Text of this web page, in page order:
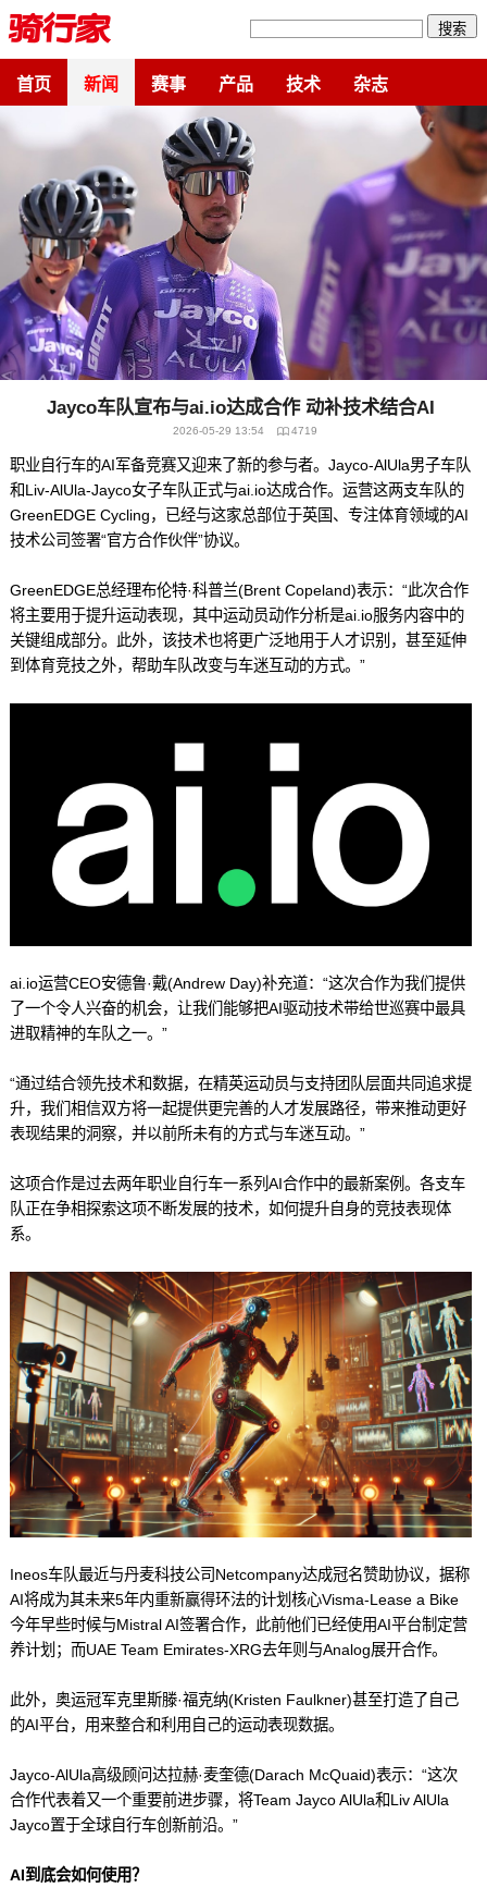
搜索
首页 新闻 赛事 产品 技术 杂志
Jayco车队宣布与ai.io达成合作 动补技术结合AI
2026-05-29 13:54 4719
职业自行车的AI军备竞赛又迎来了新的参与者。Jayco-AlUla男子车队
和Liv-AlUla-Jayco女子车队正式与ai.io达成合作。运营这两支车队的
GreenEDGE Cycling，已经与这家总部位于英国、专注体育领域的AI
技术公司签署“官方合作伙伴”协议。
GreenEDGE总经理布伦特·科普兰(Brent Copeland)表示：“此次合作
将主要用于提升运动表现，其中运动员动作分析是ai.io服务内容中的
关键组成部分。此外，该技术也将更广泛地用于人才识别，甚至延伸
到体育竞技之外，帮助车队改变与车迷互动的方式。”
ai.io运营CEO安德鲁·戴(Andrew Day)补充道：“这次合作为我们提供
了一个令人兴奋的机会，让我们能够把AI驱动技术带给世巡赛中最具
进取精神的车队之一。”
“通过结合领先技术和数据，在精英运动员与支持团队层面共同追求提
升，我们相信双方将一起提供更完善的人才发展路径，带来推动更好
表现结果的洞察，并以前所未有的方式与车迷互动。”
这项合作是过去两年职业自行车一系列AI合作中的最新案例。各支车
队正在争相探索这项不断发展的技术，如何提升自身的竞技表现体
系。
Ineos车队最近与丹麦科技公司Netcompany达成冠名赞助协议，据称
AI将成为其未来5年内重新赢得环法的计划核心Visma-Lease a Bike
今年早些时候与Mistral AI签署合作，此前他们已经使用AI平台制定营
养计划；而UAE Team Emirates-XRG去年则与Analog展开合作。
此外，奥运冠军克里斯滕·福克纳(Kristen Faulkner)甚至打造了自己
的AI平台，用来整合和利用自己的运动表现数据。
Jayco-AlUla高级顾问达拉赫·麦奎德(Darach McQuaid)表示：“这次
合作代表着又一个重要前进步骤，将Team Jayco AlUla和Liv AlUla
Jayco置于全球自行车创新前沿。”
AI到底会如何使用？